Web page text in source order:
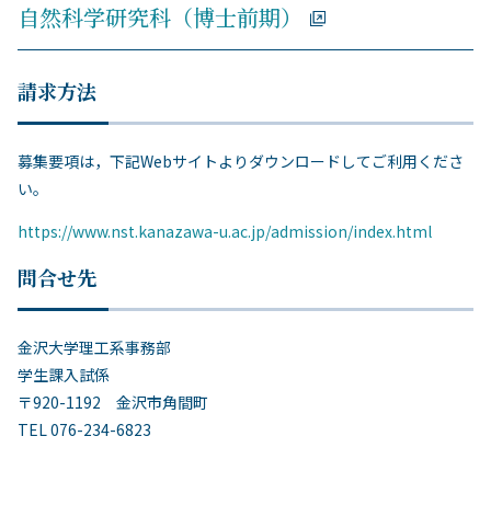
自然科学研究科（博士前期）
請求方法
募集要項は，下記Webサイトよりダウンロードしてご利用くださ
い。
https://www.nst.kanazawa-u.ac.jp/admission/index.html
問合せ先
金沢大学理工系事務部
学生課入試係
〒920-1192 金沢市角間町
TEL 076-234-6823